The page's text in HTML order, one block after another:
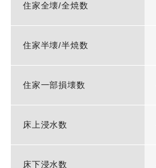
住家全壊/全焼数
住家半壊/半焼数
住家一部損壊数
床上浸水数
床下浸水数